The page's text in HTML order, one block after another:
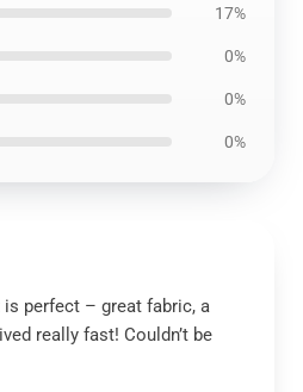
17%
0%
0%
0%
perfect – great fabric, a
really fast! Couldn’t be